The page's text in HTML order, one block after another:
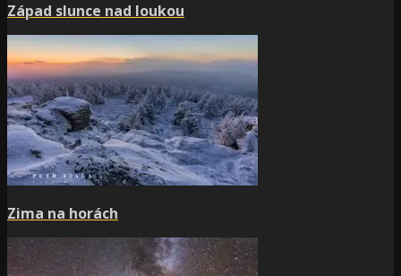
Západ slunce nad loukou
Zima na horách